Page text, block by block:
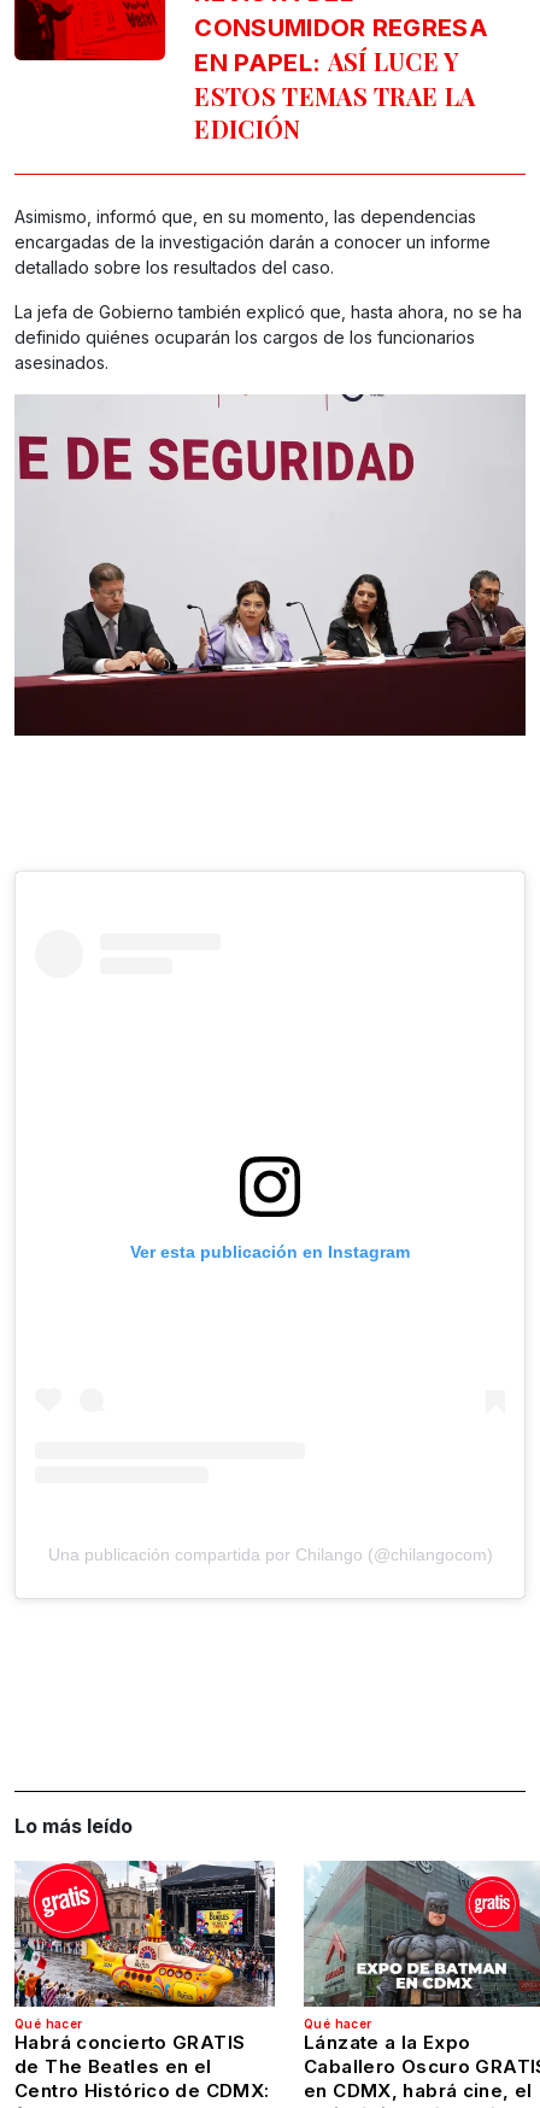
CONSUMIDOR REGRESA
EN PAPEL:ASÍ LUCE Y
ESTOS TEMAS TRAE LA
EDICIÓN
Asimismo, informó que, en su momento, las dependencias
encargadas de la investigación darán a conocer un informe
detallado sobre los resultados del caso.
La jefa de Gobierno también explicó que, hasta ahora, no se ha
definido quiénes ocuparán los cargos de los funcionarios
asesinados.
Ver esta publicación en Instagram
Una publicación compartida por Chilango (@chilangocom)
Lo más leído
Qué hacer
Habrá concierto GRATIS
de The Beatles en el
Centro Histórico de CDMX:
Qué hacer
Lánzate a la Expo
Caballero Oscuro
en CDMX, habrá cine, el